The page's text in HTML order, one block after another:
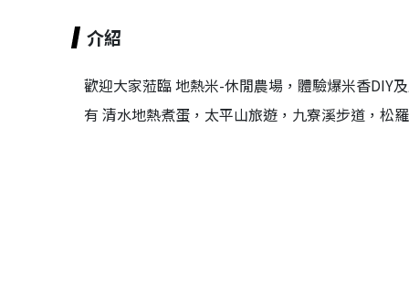
介紹
歡迎大家蒞臨 地熱米-休閒農場，體驗爆米香DIY
有 清水地熱煮蛋，太平山旅遊，九寮溪步道，